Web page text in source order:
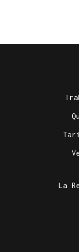
La